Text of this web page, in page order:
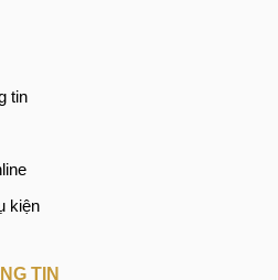
tin
kiện
TIN